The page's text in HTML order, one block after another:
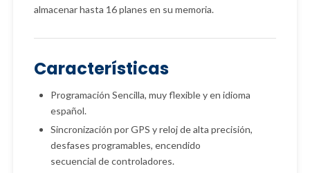
almacenar hasta 16 planes en su memoria.
Características
Programación Sencilla, muy flexible y en idioma
español.
Sincronización por GPS y reloj de alta precisión,
desfases programables, encendido
secuencial de controladores.